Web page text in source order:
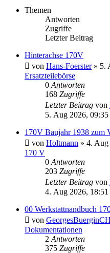
Themen
Antworten
Zugriffe
Letzter Beitrag
Hinterachse 170V
von Hans-Foerster» 5.
Ersatzteilebörse
0 Antworten
168 Zugriffe
Letzter Beitrag von
5. Aug 2026, 09:35
170V Baujahr 1938 zum
von Holtmann » 4. Aug
170 V
0 Antworten
203 Zugriffe
Letzter Beitrag von
4. Aug 2026, 18:51
00 Werkstattnandbuch
von GeorgesBuerginCH
Dokumentationen
2 Antworten
375 Zugriffe